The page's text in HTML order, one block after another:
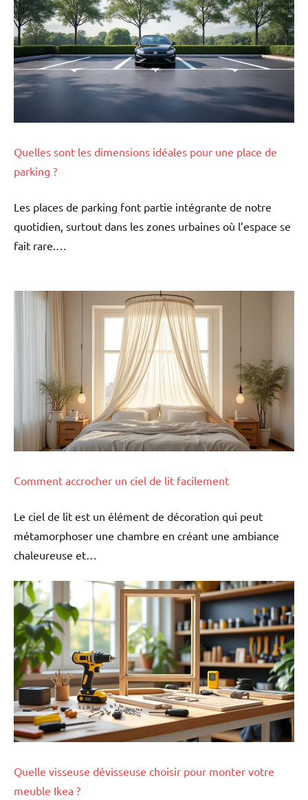
Quelles sont les dimensions idéales pour une place de
parking ?
Les places de parking font partie intégrante de notre
quotidien, surtout dans les zones urbaines où l’espace se
fait rare.…
Comment accrocher un ciel de lit facilement
Le ciel de lit est un élément de décoration qui peut
métamorphoser une chambre en créant une ambiance
chaleureuse et…
Quelle visseuse dévisseuse choisir pour monter votre
meuble Ikea ?